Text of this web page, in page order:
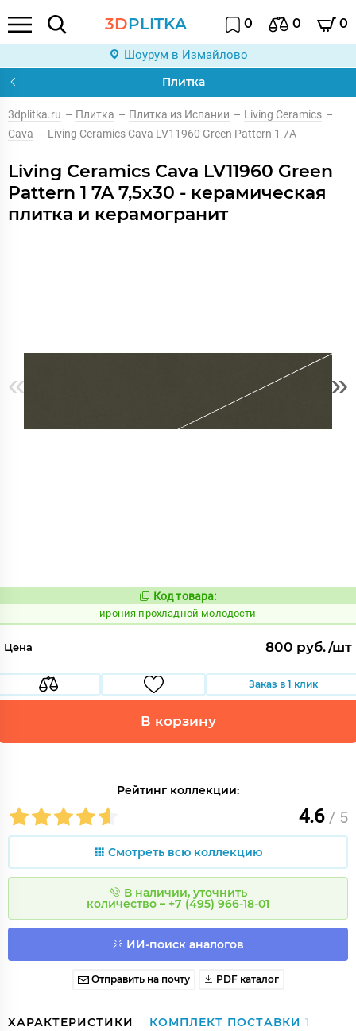
3DPLITKA 0 0 0
Шоурум в Измайлово
Плитка
3dplitka.ru – Плитка – Плитка из Испании – Living Ceramics –
Cava – Living Ceramics Cava LV11960 Green Pattern 1 7A
Living Ceramics Cava LV11960 Green
Pattern 1 7A 7,5x30 - керамическая
плитка и керамогранит
« »
Код:
1102929
Код товара:
ирония прохладной молодости
Цена 800 руб./шт
Заказ в 1 клик
В корзину
Рейтинг коллекции:
4.6 / 5
Смотреть всю коллекцию
В наличии, уточнить
количество – +7 (495) 966-18-01
ИИ-поиск аналогов
Отправить на почту PDF каталог
ХАРАКТЕРИСТИКИ КОМПЛЕКТ ПОСТАВКИ 1